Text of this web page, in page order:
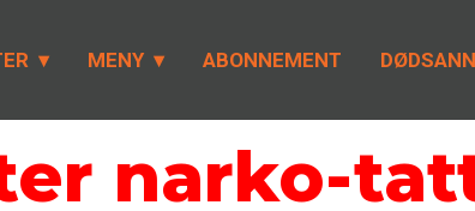
MENY ABONNEMENT
narko-